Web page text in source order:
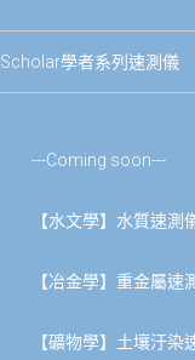
Scholar學者系列速測儀
---Coming soon---
【水文學】水質速測
【冶金學】重金屬速
【礦物學】土壤汙染